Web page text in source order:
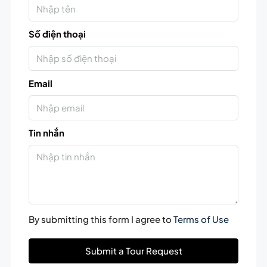
Số điện thoại
Email
Tin nhắn
By submitting this form I agree to Terms of Use
Submit a Tour Request